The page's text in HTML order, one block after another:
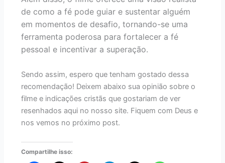
de como a fé pode guiar e sustentar alguém
em momentos de desafio, tornando-se uma
ferramenta poderosa para fortalecer a fé
pessoal e incentivar a superação.
Sendo assim, espero que tenham gostado dessa
recomendação! Deixem abaixo sua opinião sobre o
filme e indicações cristãs que gostariam de ver
resenhados aqui no nosso site. Fiquem com Deus e
nos vemos no próximo post.
Compartilhe isso: